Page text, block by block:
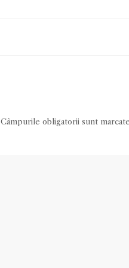
Câmpurile obligatorii sunt